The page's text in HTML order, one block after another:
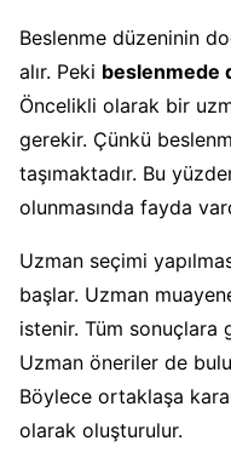
Beslenme düzeninin
alır. Peki beslenmede
Öncelikli olarak bir
gerekir. Çünkü
taşımaktadır. Bu
olunmasında fayda
Uzman seçimi
başlar. Uzman
istenir. Tüm sonuçlara
Uzman öneriler de
Böylece ortaklaşa
olarak oluşturulur.